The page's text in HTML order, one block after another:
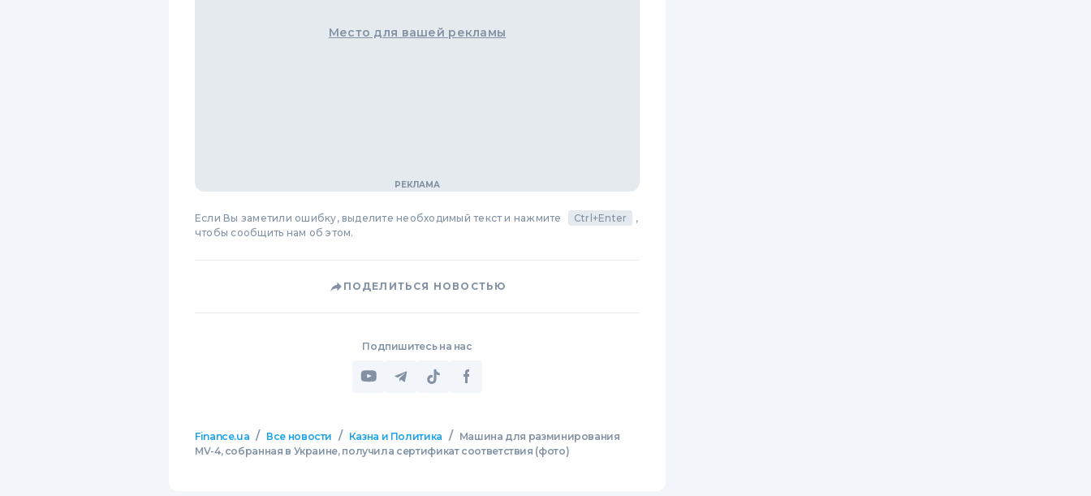
Место для вашей рекламы
Если Вы заметили ошибку, выделите необходимый текст и нажмите Ctrl+Enter
,
чтобы сообщить нам об этом.
ПОДЕЛИТЬСЯ НОВОСТЬЮ
Подпишитесь на нас
Finance.ua / Все новости / Казна и Политика /
Машина для разминирования
MV-4, собранная в Украине, получила сертификат соответствия (фото)